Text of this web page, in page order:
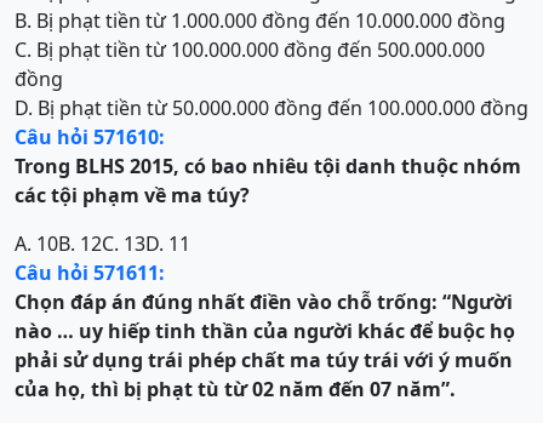
B. Bị phạt tiền từ 1.000.000 đồng đến 10.000.000 đồng
C. Bị phạt tiền từ 100.000.000 đồng đến 500.000.000
đồng
D. Bị phạt tiền từ 50.000.000 đồng đến 100.000.000 đồng
Câu hỏi 571610:
Trong BLHS 2015, có bao nhiêu tội danh thuộc nhóm
cáctội phạm về ma túy?
A. 10B. 12C. 13D. 11
Câu hỏi 571611:
Chọn đáp án đúng nhất điền vào chỗ trống: “Người
nào … uy hiếp tinh thần của người khác đểbuộc họ
phải sử dụng trái phép chất ma túy trái với ý muốn
của họ, thì bị phạt tù từ 02 năm đến 07 năm”.